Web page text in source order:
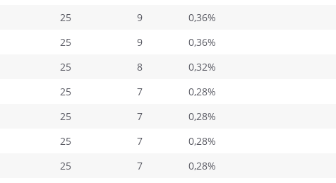
25 9
0,36%
25 9
0,36%
25 8
0,32%
25 7
0,28%
25 7
0,28%
25 7
0,28%
25 7
0,28%